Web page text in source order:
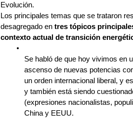
Evolución.
Los principales temas que se trataron
desagregado en tres tópicos
contexto actual de transición
Se habló de que hoy vivimos en
ascenso de nuevas potencias
un orden internacional liberal, y
y también está siendo
(expresiones nacionalistas,
China y EEUU.